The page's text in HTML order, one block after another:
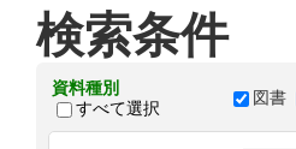
検索条件
資料種別
すべて選択
図書